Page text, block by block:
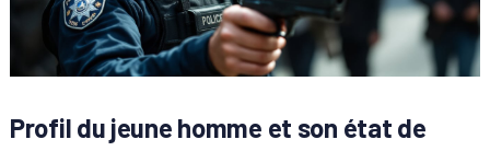
Profil du jeune homme et son état de